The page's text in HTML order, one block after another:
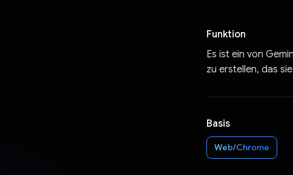
Funktion
Es ist ein von
zu erstellen, das
Basis
Web/Chrome